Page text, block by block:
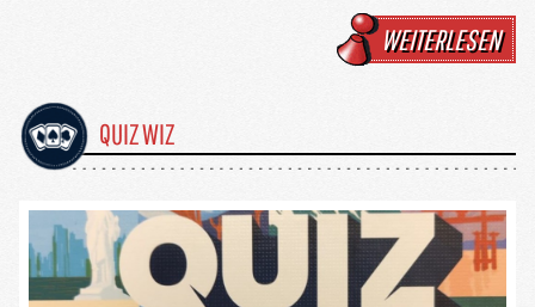
WEITERLESEN
QUIZ WIZ